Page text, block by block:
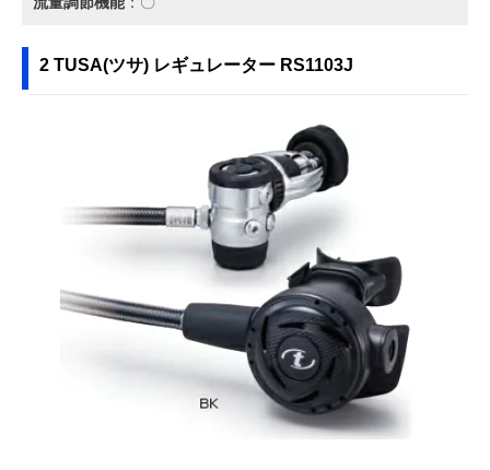
2 TUSA(ツサ) レギュレーター RS1103J